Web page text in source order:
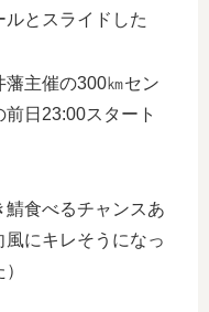
とスライドした
藩主催の300㎞セン
日23:00スタート
食べるチャンスあ
にキレそうになっ